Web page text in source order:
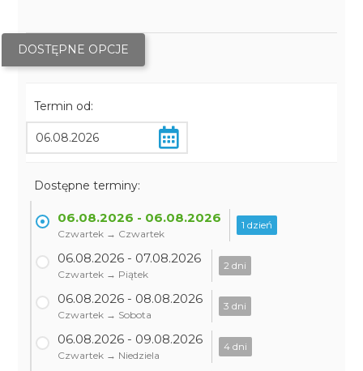
DOSTĘPNE OPCJE
Termin od:
Dostępne terminy:
06.08.2026 - 06.08.2026
Czwartek → Czwartek
1 dzień
06.08.2026 - 07.08.2026
Czwartek → Piątek
2 dni
06.08.2026 - 08.08.2026
Czwartek → Sobota
3 dni
06.08.2026 - 09.08.2026
Czwartek → Niedziela
4 dni